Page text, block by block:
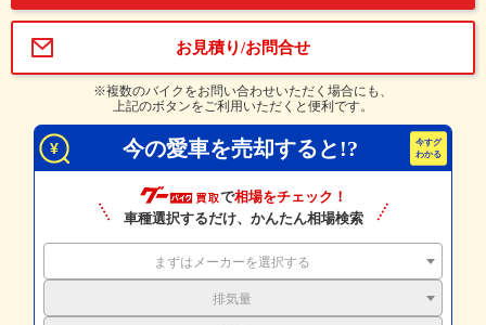
お見積り/お問合せ
※複数のバイクをお問い合わせいただく場合にも、
上記のボタンをご利用いただくと便利です。
今の愛車を売却すると!?
で相場をチェック！
車種選択するだけ、かんたん相場検索
まずはメーカーを選択する
排気量